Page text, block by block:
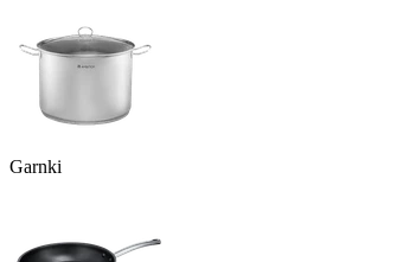
Garnki